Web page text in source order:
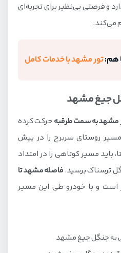
و فرصتی بی‌نظیر برای تجربه‌ای
می‌کند.
هم:تور مشهد با خدمات کامل
جیغ مشهد
مشهد به سمت طرقبهحرکت کرده
روستای سربرج را در پیش
باید مسیر کوتاهی را در امتداد
ترسناک برسید. فاصله مشهد تا
است و با خودرو طی این مسیر